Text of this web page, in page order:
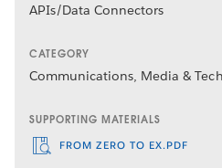
APIs/Data Connectors
CATEGORY
Communications, Media &
SUPPORTING MATERIALS
FROM ZERO TO EX.PDF